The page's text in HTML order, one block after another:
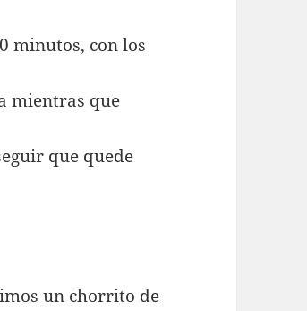
minutos, con los
mientras que
que quede
un chorrito de